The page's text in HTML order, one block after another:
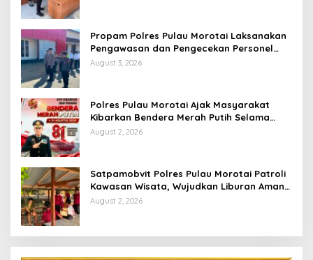
Propam Polres Pulau Morotai Laksanakan
Pengawasan dan Pengecekan Personel
Saat Apel Serah Terima Piket Fungsi
August 3, 2026
Polres Pulau Morotai Ajak Masyarakat
Kibarkan Bendera Merah Putih Selama
Bulan Kemerdekaan
August 2, 2026
Satpamobvit Polres Pulau Morotai Patroli
Kawasan Wisata, Wujudkan Liburan Aman
dan Kondusif
August 2, 2026